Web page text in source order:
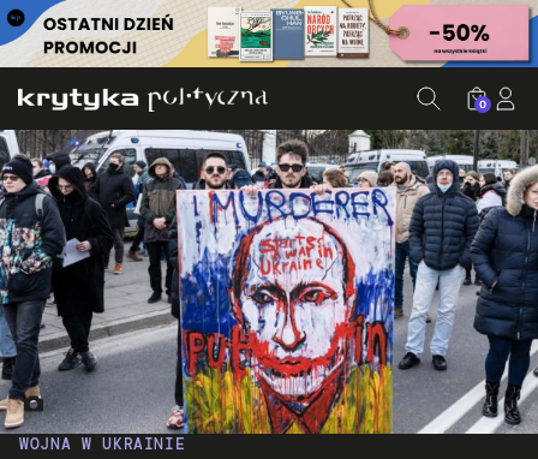
0
WOJNA W UKRAINIE
Manifestacja antywojenna pod rosyjską ambasadą w